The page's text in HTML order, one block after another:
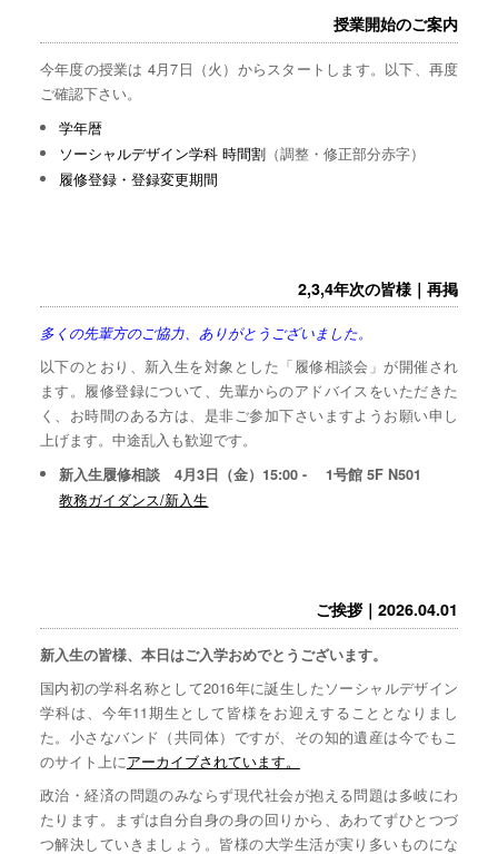
授業開始のご案内
今年度の授業は 4月7日（火）からスタートします。以下、再度
ご確認下さい。
学年暦
ソーシャルデザイン学科 時間割 （調整・修正部分赤字）
履修登録・登録変更期間
2,3,4年次の皆様｜再掲
多くの先輩方のご協力、ありがとうございました。
以下のとおり、新入生を対象とした「履修相談会」が開催され
ます。履修登録について、先輩からのアドバイスをいただきた
く、お時間のある方は、是非ご参加下さいますようお願い申し
上げます。中途乱入も歓迎です。
新入生履修相談 4月3日（金）15:00 - 1号館 5F N501
教務ガイダンス/新入生
ご挨拶｜2026.04.01
新入生の皆様、本日はご入学おめでとうございます。
国内初の学科名称として2016年に誕生したソーシャルデザイン
学科は、今年11期生として皆様をお迎えすることとなりまし
た。小さなバンド（共同体）ですが、その知的遺産は今でもこ
のサイト上にアーカイブされています。
政治・経済の問題のみならず現代社会が抱える問題は多岐にわ
たります。まずは自分自身の身の回りから、あわてずひとつづ
つ解決していきましょう。皆様の大学生活が実り多いものにな